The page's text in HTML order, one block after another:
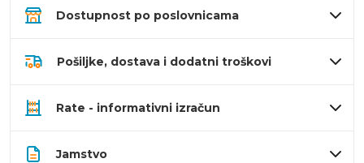
Dostupnost po poslovnicama
Pošiljke, dostava i dodatni troškovi
Rate - informativni izračun
Jamstvo